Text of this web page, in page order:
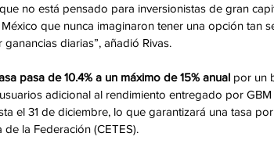
no está pensado para inversionistas de gran
que nunca imaginaron tener una opción tan
diarias”, añadió Rivas.
pasa de 10.4% a un máximo de 15% anual por un
adicional al rendimiento entregado por GBM
el 31 de diciembre, lo que garantizará una tasa
la Federación (CETES).